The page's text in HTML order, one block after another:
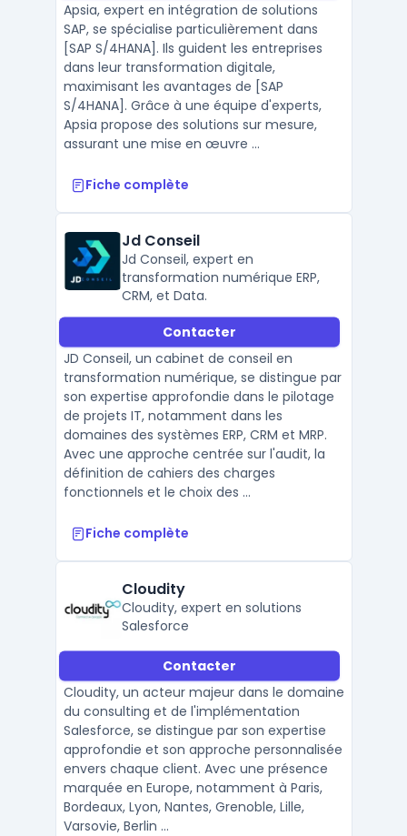
Apsia, expert en intégration de solutions
SAP, se spécialise particulièrement dans
[SAP S/4HANA]. Ils guident les entreprises
dans leur transformation digitale,
maximisant les avantages de [SAP
S/4HANA]. Grâce à une équipe d'experts,
Apsia propose des solutions sur mesure,
assurant une mise en œuvre ...
Fiche complète
Jd Conseil
Jd Conseil, expert en
transformation numérique ERP,
CRM, et Data.
Contacter
JD Conseil, un cabinet de conseil en
transformation numérique, se distingue par
son expertise approfondie dans le pilotage
de projets IT, notamment dans les
domaines des systèmes ERP, CRM et MRP.
Avec une approche centrée sur l'audit, la
définition de cahiers des charges
fonctionnels et le choix des ...
Fiche complète
Cloudity
Cloudity, expert en solutions
Salesforce
Contacter
Cloudity, un acteur majeur dans le domaine
du consulting et de l'implémentation
Salesforce, se distingue par son expertise
approfondie et son approche personnalisée
envers chaque client. Avec une présence
marquée en Europe, notamment à Paris,
Bordeaux, Lyon, Nantes, Grenoble, Lille,
Varsovie, Berlin ...